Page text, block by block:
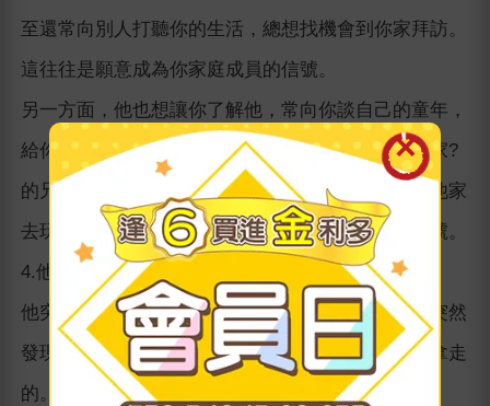
至還常向別人打聽你的生活，總想找機會到你家拜訪。
這往往是願意成為你家庭成員的信號。
另一方面，他也想讓你了解他，常向你談自己的童年，
給你看過去的照片，講以前上學時的趣事，告訴你家?
的兄弟姊妹，父母的性格愛好，進而暗示歡迎你到他家
去玩。這往往是表示願意接納你為他家庭成員的信號。
4.他變得愛對你搞惡作劇
他突然變得愛對你搞惡作劇，比如，在下班時，你突然
發現自己的雨傘不見了，別人卻悄悄告訴你那是他拿走
的。